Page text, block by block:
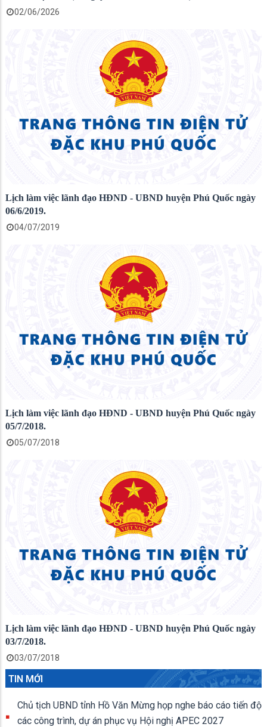
02/06/2026
​Lịch làm việc lãnh đạo HĐND - UBND huyện Phú Quốc ngày
06/6/2019.
04/07/2019
Lịch làm việc lãnh đạo HĐND - UBND huyện Phú Quốc ngày
05/7/2018.
05/07/2018
Lịch làm việc lãnh đạo HĐND - UBND huyện Phú Quốc ngày
03/7/2018.
03/07/2018
TIN MỚI
Chủ tịch UBND tỉnh Hồ Văn Mừng họp nghe báo cáo tiến độ
các công trình, dự án phục vụ Hội nghị APEC 2027